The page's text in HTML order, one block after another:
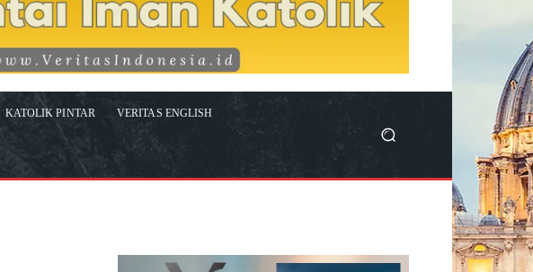
KATOLIK PINTAR VERITAS ENGLISH